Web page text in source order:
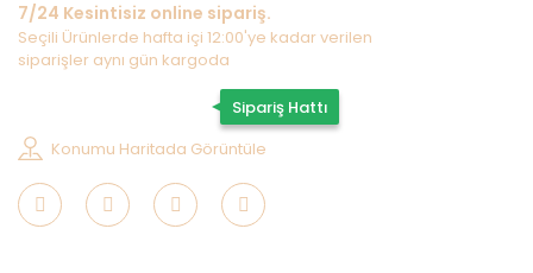
7/24 Kesintisiz online sipariş.
Seçili Ürünlerde hafta içi 12:00'ye kadar verilen
siparişler aynı gün kargoda
Sipariş Hattı
Konumu Haritada Görüntüle